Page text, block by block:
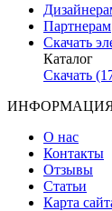
Партнерам
Скачать
Каталог
Скачать
О нас
Контакты
Отзывы
Статьи
Карта